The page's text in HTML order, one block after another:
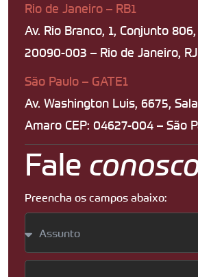
Rio de Janeiro – RB1
Av. Rio Branco, 1, Conjunto
20090-003 – Rio de Janeiro, RJ
São Paulo – GATE1
Av. Washington Luis, 6675,
Amaro CEP: 04627-004 – São
Fale
Preencha os campos abaixo: